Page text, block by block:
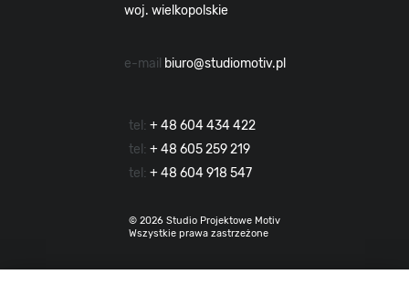
woj. wielkopolskie
e-mail biuro@studiomotiv.pl
tel: + 48 604 434 422
tel: + 48 605 259 219
tel: + 48 604 918 547
© 2026 Studio Projektowe Motiv
Wszystkie prawa zastrzeżone